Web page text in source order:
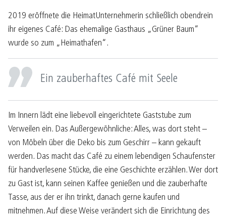
2019 eröffnete die HeimatUnternehmerin schließlich obendrein
ihr eigenes Café: Das ehemalige Gasthaus „Grüner Baum“
wurde so zum „Heimathafen“.
Ein zauberhaftes Café mit Seele
Im Innern lädt eine liebevoll eingerichtete Gaststube zum
Verweilen ein. Das Außergewöhnliche: Alles, was dort steht –
von Möbeln über die Deko bis zum Geschirr – kann gekauft
werden. Das macht das Café zu einem lebendigen Schaufenster
für handverlesene Stücke, die eine Geschichte erzählen. Wer dort
zu Gast ist, kann seinen Kaffee genießen und die zauberhafte
Tasse, aus der er ihn trinkt, danach gerne kaufen und
mitnehmen. Auf diese Weise verändert sich die Einrichtung des